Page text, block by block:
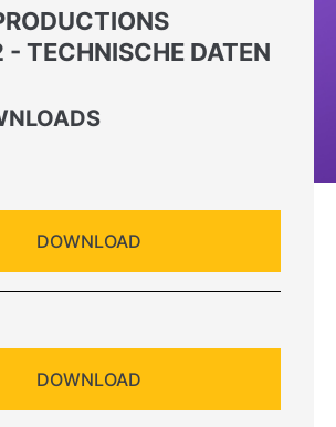
- TECHNISCHE DATEN
DOWNLOAD
DOWNLOAD